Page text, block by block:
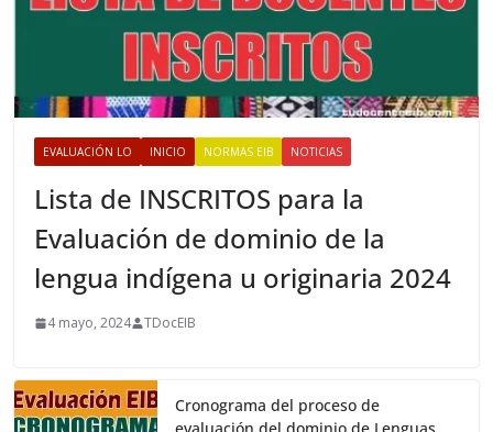
EVALUACIÓN LO INICIO NORMAS EIB NOTICIAS
Lista de INSCRITOS para la
Evaluación de dominio de la
lengua indígena u originaria 2024
4 mayo, 2024 TDocEIB
Cronograma del proceso de